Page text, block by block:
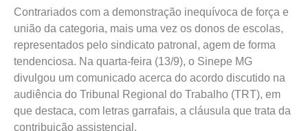
Contrariados com a demonstração inequívoca de força e
união da categoria, mais uma vez os donos de escolas,
representados pelo sindicato patronal, agem de forma
tendenciosa. Na quarta-feira (13/9), o Sinepe MG
divulgou um comunicado acerca do acordo discutido na
audiência do Tribunal Regional do Trabalho (TRT), em
que destaca, com letras garrafais, a cláusula que trata da
contribuição assistencial.